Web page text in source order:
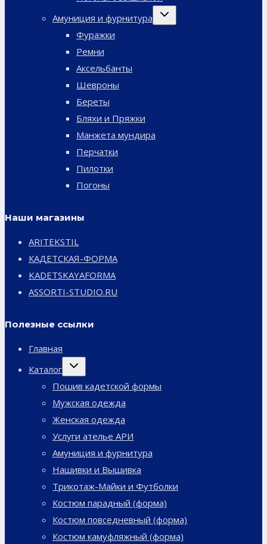
Амуниция и фурнитура
Переключить
дочернее
Фуражки
Ремни
Аксельбанты
Шевроны
Береты
Бляхи и Пряжки
Манжета мундира
Перчатки
Пилотки
Погоны
Наши магазины
ARITEKSTIL
КАДЕТСКАЯ-ФОРМА
KADETSKAYAFORMA
ASSORTI-STUDIO.RU
Полезные ссылки
Главная
Каталог
Переключить
дочернее
Пошив кадетской формы
Мужская одежда
Женская одежда
Услуги ателье АРИ
Амуниция и фурнитура
Нашивки и Вышивка
Трикотаж-Майки и Футболки
Костюм парадный (форма)
Костюм повседневный (форма)
Костюм камуфляжный (форма)